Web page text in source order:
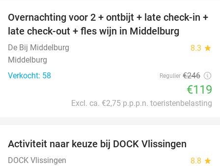
52%
Overnachting voor 2 + ontbijt + late check-in +
late check-out + fles wijn in Middelburg
De Bij Middelburg 8.3 star
Middelburg
Verkocht: 58
Regulier €246
€119
Excl. ca. €2,75 p.p.p.n. toeristenbelasting
Activiteit naar keuze bij DOCK Vlissingen
DOCK Vlissingen 8.8 star